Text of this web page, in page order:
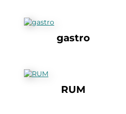
gastro
RUM